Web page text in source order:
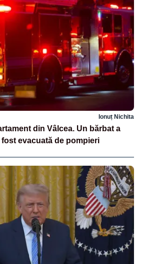
Ionuț Nichita
din Vâlcea. Un bărbat a
fost evacuată de pompieri